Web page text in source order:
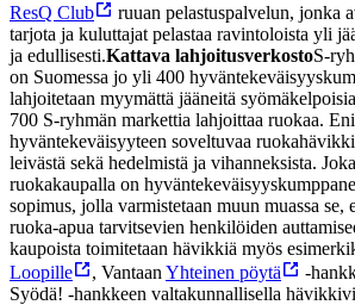
ResQ Club
ruuan pelastuspalvelun, jonka
tarjota ja kuluttajat pelastaa ravintoloista yli
ja edullisesti.Kattava lahjoitusverkostoS-
on Suomessa jo yli 400
lahjoitetaan myymättä jääneitä
700 S-ryhmän markettia lahjoittaa ruokaa.
hyväntekeväisyyteen soveltuvaa
leivästä sekä hedelmistä ja vihanneksista.
ruokakaupalla on
sopimus, jolla varmistetaan muun muassa se,
ruoka-apua tarvitsevien henkilöiden
kaupoista toimitetaan hävikkiä myös
Loopille
, Vantaan Yhteinen pöytä
-
Syödä! -hankkeen valtakunnallisella